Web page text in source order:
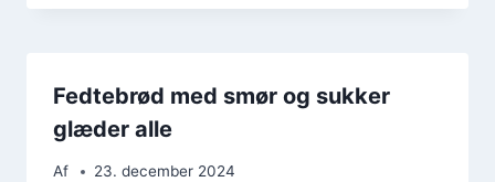
Fedtebrød med smør og sukker
glæder alle
Af 23. december 2024